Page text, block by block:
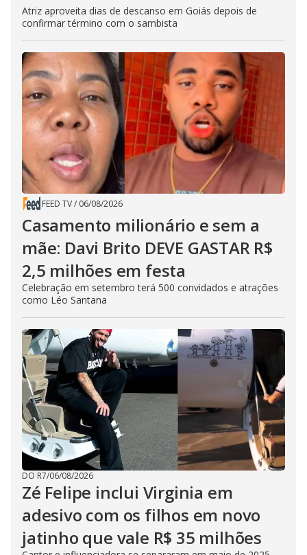
Atriz aproveita dias de descanso em Goiás depois de
confirmar término com o sambista
FEED TV/ 06/08/2026
Casamento milionário e sem a
mãe: Davi Brito DEVE GASTAR R$
2,5 milhões em festa
Celebração em setembro terá 500 convidados e atrações
como Léo Santana
DO R7/06/08/2026
Zé Felipe inclui Virginia em
adesivo com os filhos em novo
jatinho que vale R$ 35 milhões